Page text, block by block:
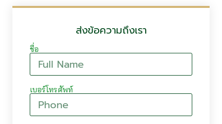
ส่งข้อความถึงเรา
ชื่อ
เบอร์โทรศัพท์